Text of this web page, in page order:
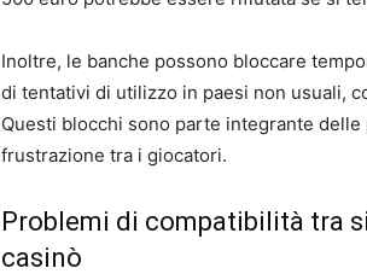
Inoltre, le banche possono bloccare
di tentativi di utilizzo in paesi non usuali,
Questi blocchi sono parte integrante
frustrazione tra i giocatori.
Problemi di compatibilità tra
casinò